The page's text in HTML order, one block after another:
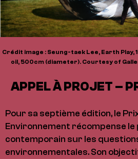
Crédit image : Seung-taek Lee, Earth Play,
oil, 500cm (diameter). Courtesy of
APPEL À PROJET –
Pour sa septième édition, le
Environnement récompense
contemporain sur les
environnementales. Son